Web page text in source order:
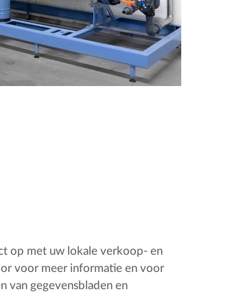
op met uw lokale verkoop- en
voor meer informatie en voor
van gegevensbladen en